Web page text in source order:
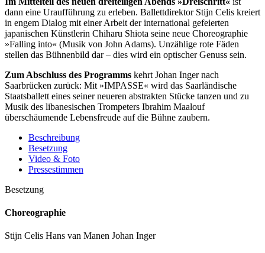
dann eine Uraufführung zu erleben. Ballettdirektor Stijn Celis kreiert
in engem Dialog mit einer Arbeit der international gefeierten
japanischen Künstlerin Chiharu Shiota seine neue Choreographie
»Falling into« (Musik von John Adams). Unzählige rote Fäden
stellen das Bühnenbild dar – dies wird ein optischer Genuss sein.
Zum Abschluss des Programms kehrt Johan Inger nach
Saarbrücken zurück: Mit »IMPASSE« wird das Saarländische
Staatsballett eines seiner neueren abstrakten Stücke tanzen und zu
Musik des libanesischen Trompeters Ibrahim Maalouf
überschäumende Lebensfreude auf die Bühne zaubern.
Beschreibung
Besetzung
Video & Foto
Pressestimmen
Besetzung
Choreographie
Stijn Celis Hans van Manen Johan Inger